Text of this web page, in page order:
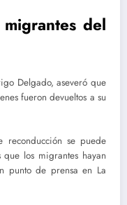
del
Delgado, aseveró que
fueron devueltos a su
se puede
los migrantes hayan
punto de prensa en La